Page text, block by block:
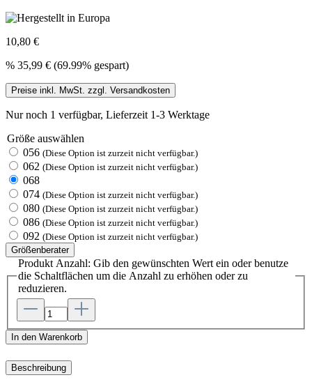
10,80 €
% 35,99 € (69.99% gespart)
Preise inkl. MwSt. zzgl. Versandkosten
Nur noch 1 verfügbar, Lieferzeit 1-3 Werktage
Größe auswählen
056 (Diese Option ist zurzeit nicht verfügbar.)
062 (Diese Option ist zurzeit nicht verfügbar.)
068
074 (Diese Option ist zurzeit nicht verfügbar.)
080 (Diese Option ist zurzeit nicht verfügbar.)
086 (Diese Option ist zurzeit nicht verfügbar.)
092 (Diese Option ist zurzeit nicht verfügbar.)
Größenberater
Produkt Anzahl: Gib den gewünschten Wert ein oder benutze
die Schaltflächen um die Anzahl zu erhöhen oder zu
reduzieren.
In den Warenkorb
Beschreibung